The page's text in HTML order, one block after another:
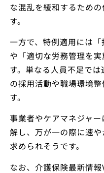
な混乱を緩和するため
す。
一方で、特例適用には「
や「適切な労務管理を
す。単なる人員不足で
の採用活動や職場環境
す。
事業者やケアマネジャ
解し、万が一の際に速
求められそうです。
なお、介護保険最新情